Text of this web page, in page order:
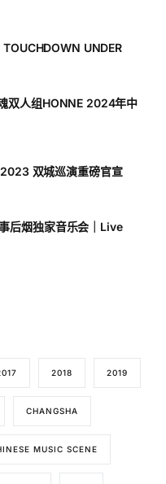
UNDER
双人组HONNE 2024年中
双城巡演重磅官宣
后烟独家音乐会｜Live
2018 2019
CHANGSHA
MUSIC SCENE